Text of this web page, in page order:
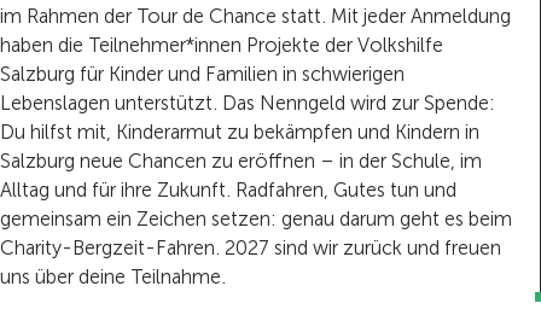
im Rahmen der Tour de Chance statt. Mit jeder Anmeldung
haben die Teilnehmer*innen Projekte der Volkshilfe
Salzburg für Kinder und Familien in schwierigen
Lebenslagen unterstützt. Das Nenngeld wird zur Spende:
Du hilfst mit, Kinderarmut zu bekämpfen und Kindern in
Salzburg neue Chancen zu eröffnen – in der Schule, im
Alltag und für ihre Zukunft. Radfahren, Gutes tun und
gemeinsam ein Zeichen setzen: genau darum geht es beim
Charity-Bergzeit-Fahren. 2027 sind wir zurück und freuen
uns über deine Teilnahme.